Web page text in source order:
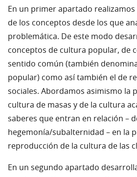
En un primer apartado
de los conceptos desde los que
problemática. De este modo
conceptos de cultura popular, de
sentido común (también
popular) como así también el de
sociales. Abordamos asimismo la
cultura de masas y de la cultura
saberes que entran en relación –
hegemonía/subalternidad – en la
reproducción de la cultura de las
En un segundo apartado